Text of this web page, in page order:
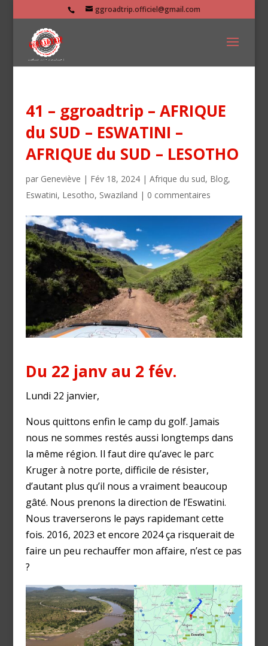
ggroadtrip.officiel@gmail.com
41 – ggroadtrip – AFRIQUE
du SUD – ESWATINI –
AFRIQUE du SUD – LESOTHO
par Geneviève | Fév 18, 2024| Afrique du sud, Blog,
Eswatini, Lesotho, Swaziland | 0 commentaires
Du 22 janv au 2 fév.
Lundi 22 janvier,
Nous quittons enfin le camp du golf. Jamais
nous ne sommes restés aussi longtemps dans
la même région. Il faut dire qu’avec le parc
Kruger à notre porte, difficile de résister,
d’autant plus qu’il nous a vraiment beaucoup
gâté. Nous prenons la direction de l’Eswatini.
Nous traverserons le pays rapidemant cette
fois. 2016, 2023 et encore 2024 ça risquerait de
faire un peu rechauffer mon affaire, n’est ce pas
?